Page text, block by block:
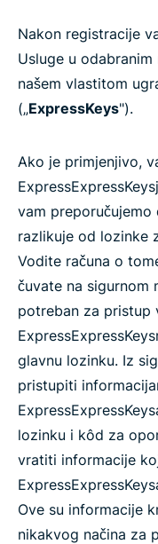
Nakon registracije
Usluge u
našem vlastitom
(„ExpressKeys").
Ako je primjenjivo,
vam
razlikuje od lozinke
Vodite računa o
čuvate na sigurnom
potreban za pristup
glavnu lozinku. Iz
pristupiti
lozinku i kôd za
vratiti informacije
Ove su informacije
nikakvog načina za